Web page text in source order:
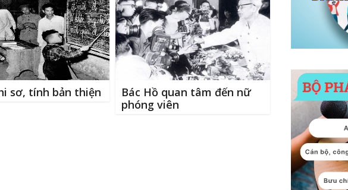
sơ, tính bản thiện
Bác Hồ quan tâm đến nữ
phóng viên